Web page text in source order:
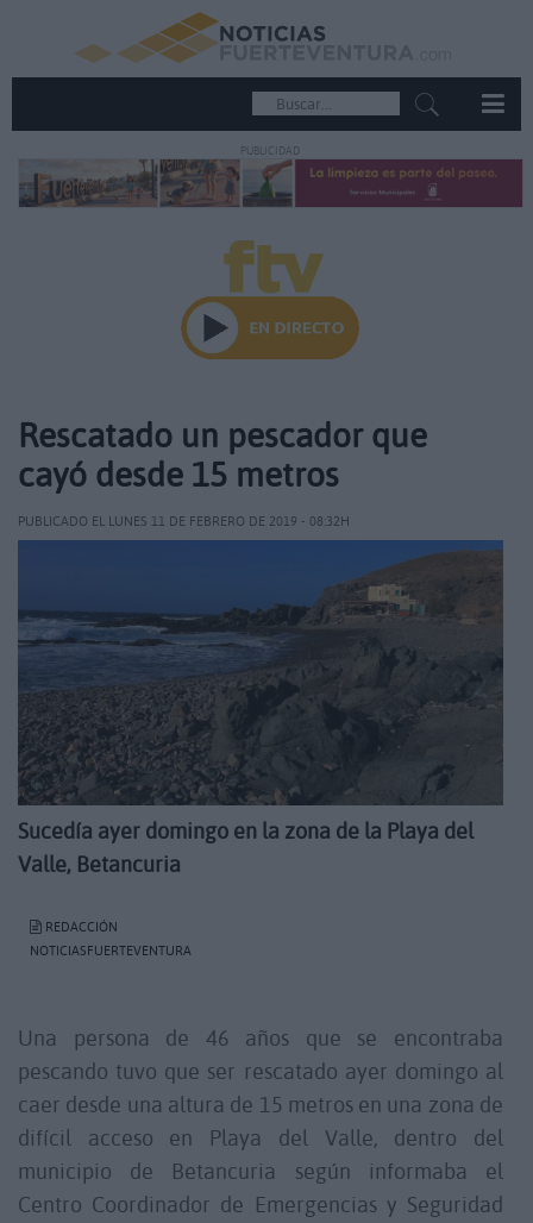
PUBLICIDAD
Rescatado un pescador que
cayó desde 15 metros
PUBLICADO EL LUNES 11 DE FEBRERO DE 2019 - 08:32H
Sucedía ayer domingo en la zona de la Playa del
Valle, Betancuria
REDACCIÓN
NOTICIASFUERTEVENTURA
Una persona de 46 años que se encontraba
pescando tuvo que ser rescatado ayer domingo al
caer desde una altura de 15 metros en una zona de
difícil acceso en Playa del Valle, dentro del
municipio de Betancuria según informaba el
Centro Coordinador de Emergencias y Seguridad